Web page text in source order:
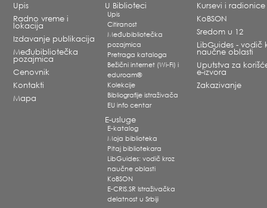
Upis
Radno vreme i
lokacija
Izdavanje publikacija
Međubibliotečka
pozajmica
Cenovnik
Kontakti
Mapa
U Biblioteci
Upis
Citiranost
Međubibliotečka
pozajmica
Pretraga kataloga
Bežični internet (Wi-Fi) i
eduroam®
Kolekcije
Bibliografije istraživača
EU info centar
E-usluge
E-katalog
Moja biblioteka
Pitaj bibliotekara
LibGuides: vodič kroz
naučne oblasti
KoBSON
E-CRIS.SR Istraživačka
delatnost u Srbiji
Kursevi i radionice
KoBSON
Sredom u 12
LibGuides - vodič
naučne oblasti
Uputstva za
e-izvora
Zakazivanje